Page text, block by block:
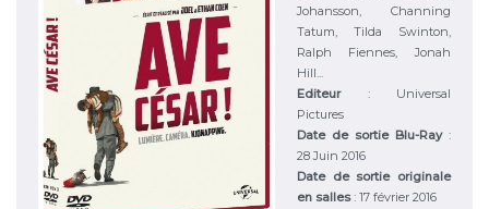
Johansson, Channing
Tatum, Tilda Swinton,
Ralph Fiennes, Jonah
Hill...
Editeur : Universal
Pictures
Date de sortie Blu-Ray :
28 Juin 2016
Date de sortie originale
en salles: 17 février 2016